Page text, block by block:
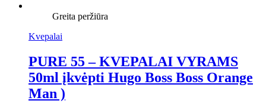
Greita peržiūra
Kvepalai
PURE 55 – KVEPALAI VYRAMS
50ml įkvėpti Hugo Boss Boss Orange
Man )